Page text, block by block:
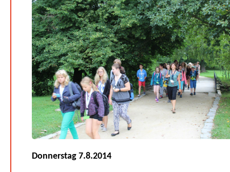
Donnerstag 7.8.2014